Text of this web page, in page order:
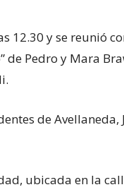
12.30 y se reunió
de Pedro y Mara
de Avellaneda,
ubicada en la